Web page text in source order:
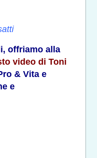
offriamo alla
video di Toni
& Vita e
e